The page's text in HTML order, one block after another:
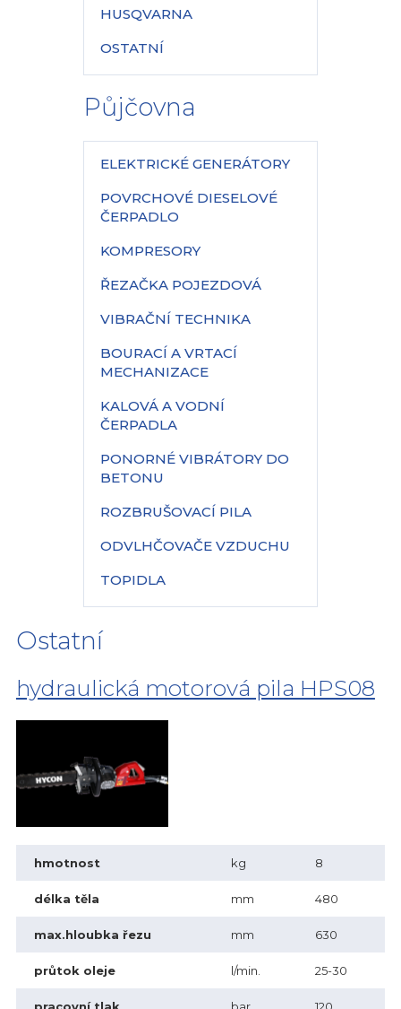
HUSQVARNA
OSTATNÍ
Půjčovna
ELEKTRICKÉ GENERÁTORY
POVRCHOVÉ DIESELOVÉ
ČERPADLO
KOMPRESORY
ŘEZAČKA POJEZDOVÁ
VIBRAČNÍ TECHNIKA
BOURACÍ A VRTACÍ
MECHANIZACE
KALOVÁ A VODNÍ
ČERPADLA
PONORNÉ VIBRÁTORY DO
BETONU
ROZBRUŠOVACÍ PILA
ODVLHČOVAČE VZDUCHU
TOPIDLA
Ostatní
hydraulická motorová pila HPS08
hmotnost kg 8
délka těla mm 480
max.hloubka řezu mm 630
průtok oleje l/min. 25-30